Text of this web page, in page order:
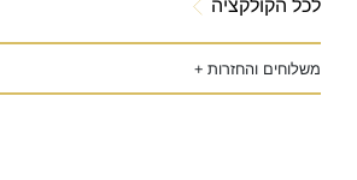
לכל הקולקציה
משלוחים והחזרות +